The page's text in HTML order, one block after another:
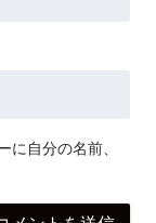
に自分の名前、